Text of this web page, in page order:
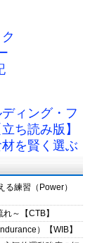
ィング・フ
ち読み版】
を賢く選ぶ
練習（Power）
～【CTB】
）【WIB】